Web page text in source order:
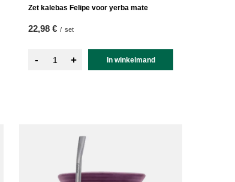
Zet kalebas Felipe voor yerba mate
22,98 € / set
- + In winkelmand